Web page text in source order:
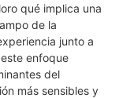
qué implica una
de la
junto a
enfoque
del
más sensibles y